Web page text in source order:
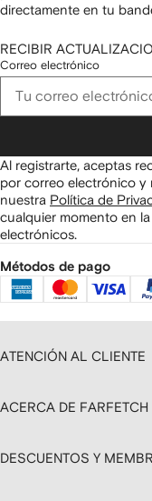
directamente en tu
RECIBIR
Correo electrónico
Al registrarte, aceptas
por correo electrónico y
nuestra Política de
cualquier momento en
electrónicos.
Métodos de pago
ATENCIÓN AL CLIENTE
ACERCA DE FARFETCH
DESCUENTOS Y